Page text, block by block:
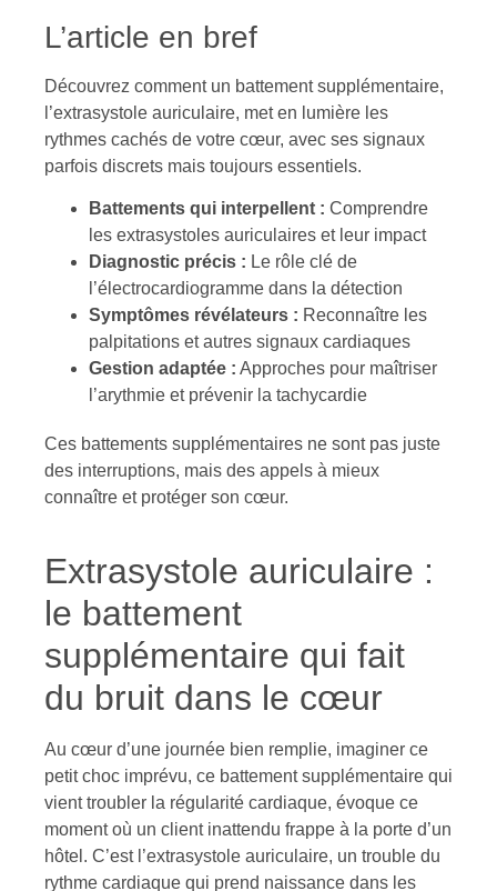
L’article en bref
Découvrez comment un battement supplémentaire,
l’extrasystole auriculaire, met en lumière les
rythmes cachés de votre cœur, avec ses signaux
parfois discrets mais toujours essentiels.
Battements qui interpellent : Comprendre
les extrasystoles auriculaires et leur impact
Diagnostic précis : Le rôle clé de
l’électrocardiogramme dans la détection
Symptômes révélateurs : Reconnaître les
palpitations et autres signaux cardiaques
Gestion adaptée : Approches pour maîtriser
l’arythmie et prévenir la tachycardie
Ces battements supplémentaires ne sont pas juste
des interruptions, mais des appels à mieux
connaître et protéger son cœur.
Extrasystole auriculaire :
le battement
supplémentaire qui fait
du bruit dans le cœur
Au cœur d’une journée bien remplie, imaginer ce
petit choc imprévu, ce battement supplémentaire qui
vient troubler la régularité cardiaque, évoque ce
moment où un client inattendu frappe à la porte d’un
hôtel. C’est l’extrasystole auriculaire, un trouble du
rythme cardiaque qui prend naissance dans les